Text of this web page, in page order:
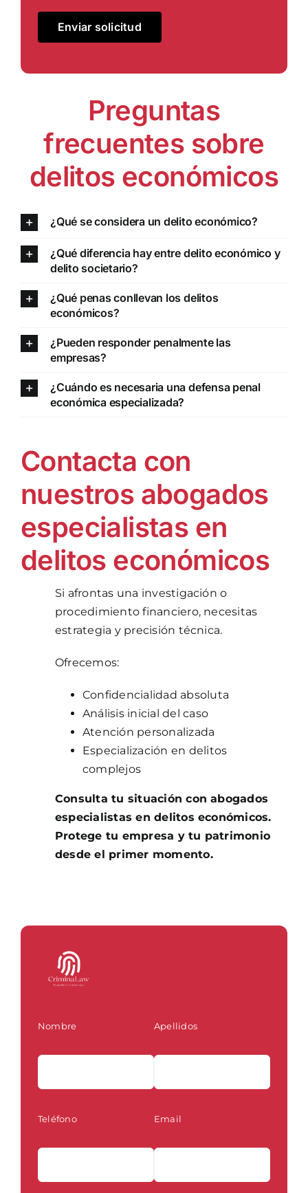
Preguntas
frecuentes sobre
delitos económicos
¿Qué se considera un delito económico?
¿Qué diferencia hay entre delito económico y
delito societario?
¿Qué penas conllevan los delitos
económicos?
¿Pueden responder penalmente las
empresas?
¿Cuándo es necesaria una defensa penal
económica especializada?
Contacta con
nuestros abogados
especialistas en
delitos económicos
Si afrontas una investigación o
procedimiento financiero, necesitas
estrategia y precisión técnica.
Ofrecemos:
Confidencialidad absoluta
Análisis inicial del caso
Atención personalizada
Especialización en delitos
complejos
Consulta tu situación con abogados
especialistas en delitos económicos.
Protege tu empresa y tu patrimonio
desde el primer momento.
Nombre Apellidos
Teléfono Email